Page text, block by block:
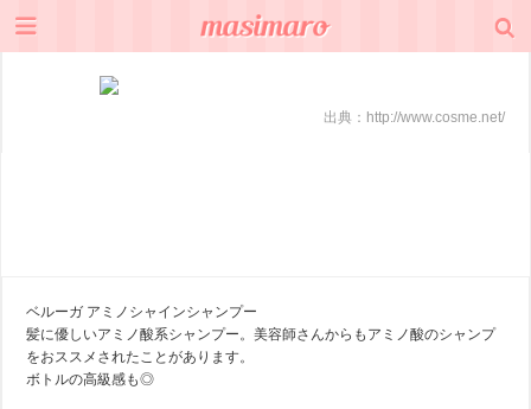
出典： http://www.cosme.net/
ベルーガ アミノシャインシャンプー
髪に優しいアミノ酸系シャンプー。美容師さんからもアミノ酸のシャンプ
をおススメされたことがあります。
ボトルの高級感も◎